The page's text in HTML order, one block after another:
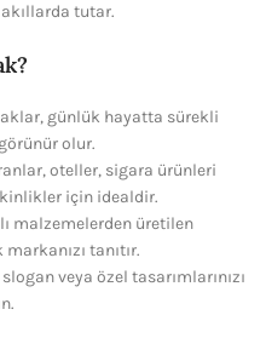
tutar.
günlük hayatta sürekli
olur.
oteller, sigara ürünleri
için idealdir.
malzemelerden üretilen
tanıtır.
veya özel tasarımlarınızı